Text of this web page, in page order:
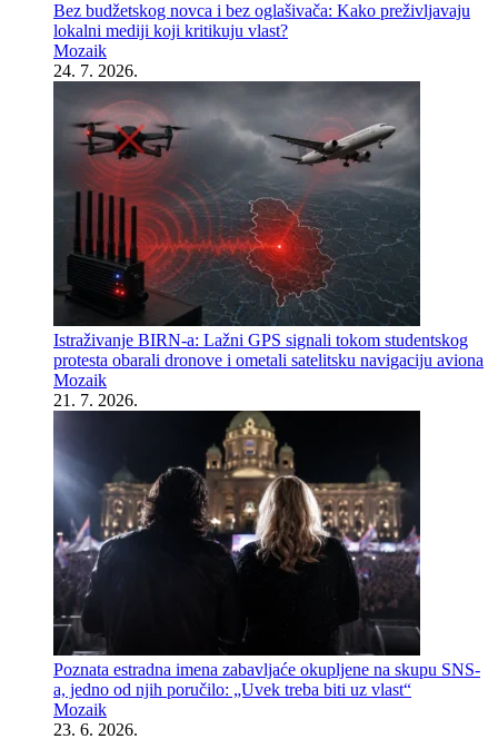
Bez budžetskog novca i bez oglašivača: Kako preživljavaju
lokalni mediji koji kritikuju vlast?
Mozaik
24. 7. 2026.
Istraživanje BIRN-a: Lažni GPS signali tokom studentskog
protesta obarali dronove i ometali satelitsku navigaciju aviona
Mozaik
21. 7. 2026.
Poznata estradna imena zabavljaće okupljene na skupu SNS-
a, jedno od njih poručilo: „Uvek treba biti uz vlast“
Mozaik
23. 6. 2026.